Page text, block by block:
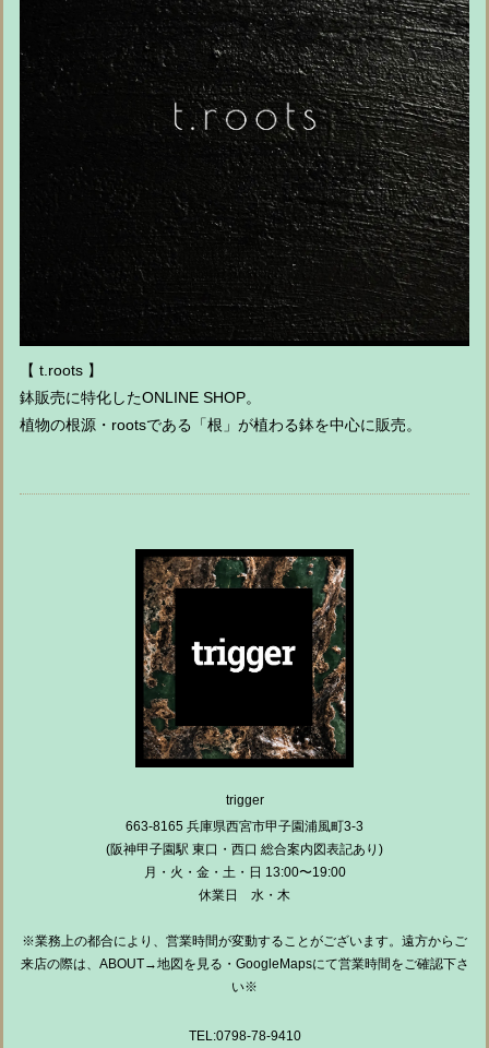
【 t.roots 】
鉢販売に特化したONLINE SHOP。
植物の根源・rootsである「根」が植わる鉢を中心に販売。
trigger
663-8165 兵庫県西宮市甲子園浦風町3-3
(阪神甲子園駅 東口・西口 総合案内図表記あり)
月・火・金・土・日 13:00〜19:00
休業日 水・木
※業務上の都合により、営業時間が変動することがございます。遠方からご
来店の際は、ABOUT→地図を見る・GoogleMapsにて営業時間をご確認下さ
い※
TEL:0798-78-9410